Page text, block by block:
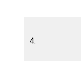
4.